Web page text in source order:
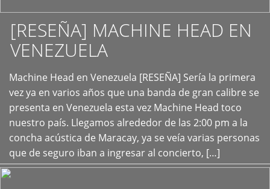
[RESEÑA] MACHINE HEAD EN
VENEZUELA
Machine Head en Venezuela [RESEÑA] Sería la primera
vez ya en varios años que una banda de gran calibre se
presenta en Venezuela esta vez Machine Head toco
nuestro país. Llegamos alrededor de las 2:00 pm a la
concha acústica de Maracay, ya se veía varias personas
que de seguro iban a ingresar al concierto, […]
+